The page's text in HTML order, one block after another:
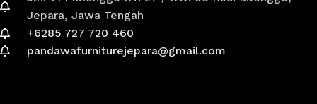
Jepara, Jawa Tengah
+6285 727 720 460
pandawafurniturejepara@gmail.com